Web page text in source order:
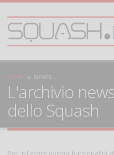
HOME NEWS
L'archivio
dello Squash
Per utilizzare questa funzionalità